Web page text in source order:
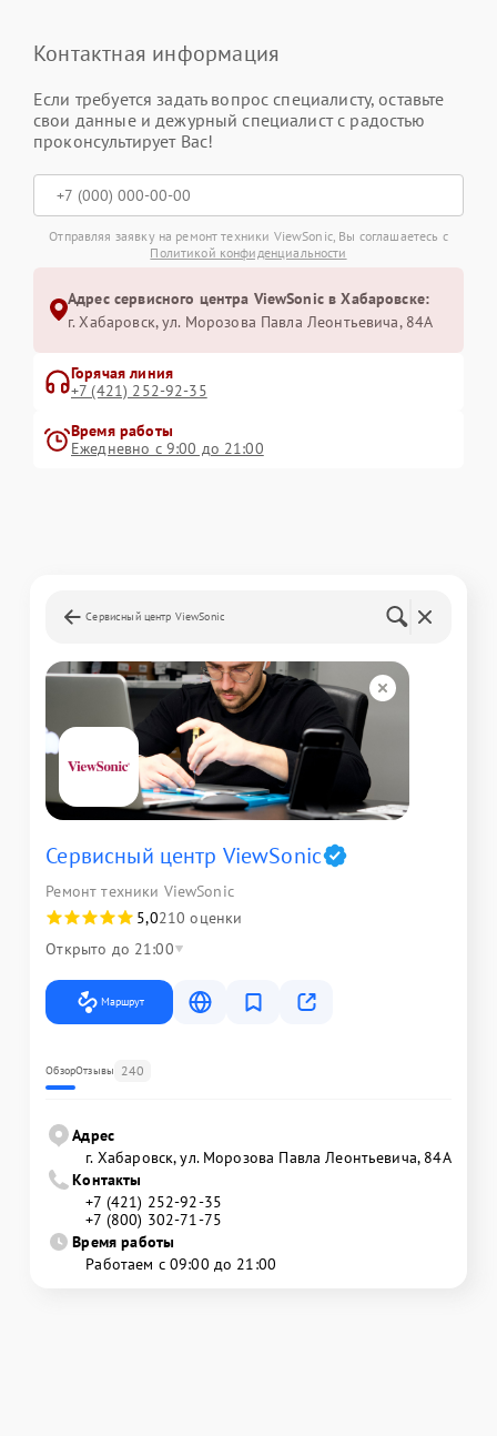
Контактная информация
Если требуется задать вопрос специалисту, оставьте
свои данные и дежурный специалист с радостью
проконсультирует Вас!
Отправляя заявку на ремонт техники ViewSonic, Вы соглашаетесь с
Политикой конфиденциальности
Адрес сервисного центра ViewSonic в Хабаровске:
г. Хабаровск, ул. Морозова Павла Леонтьевича, 84А
Горячая линия
+7 (421) 252-92-35
Время работы
Ежедневно с 9:00 до 21:00
Сервисный центр ViewSonic
Сервисный центр ViewSonic
Ремонт техники ViewSonic
5,0210 оценки
Открыто до 21:00
Маршрут
ОбзорОтзывы 240
Адрес
г. Хабаровск, ул. Морозова Павла Леонтьевича, 84А
Контакты
+7 (421) 252-92-35
+7 (800) 302-71-75
Время работы
Работаем с 09:00 до 21:00